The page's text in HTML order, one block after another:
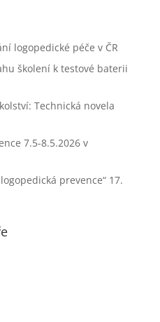
logopedické péče v ČR
školení k testové baterii
Technická novela
7.5-8.5.2026 v
prevence“ 17.